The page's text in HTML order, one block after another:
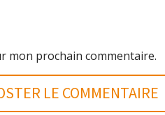
mon prochain commentaire.